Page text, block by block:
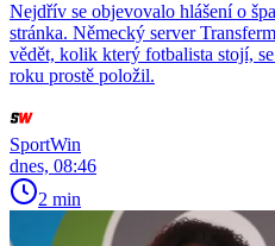
Nejdřív se objevovalo hlášení o
stránka. Německý server
vědět, kolik který fotbalista stojí,
roku prostě položil.
SportWin
dnes, 08:46
2 min